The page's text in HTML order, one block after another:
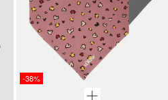
-38%